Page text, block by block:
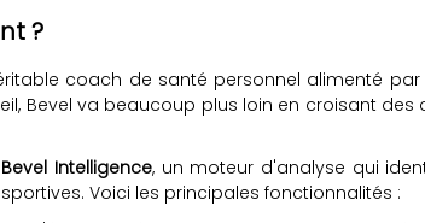
?
coach de santé personnel alimenté
Bevel va beaucoup plus loin en croisant
Bevel Intelligence, un moteur d'analyse qui
Voici les principales fonctionnalités :